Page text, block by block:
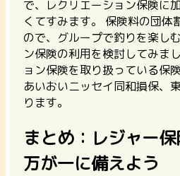
で、レクリエーション保険に
くてすみます。 保険料の団体
ので、 グループで釣りを楽し
ン保険の利用を検討してみまし
ョン保険を取り扱っている保
あいおいニッセイ同和損保、
ります。
まとめ：レジャー
万が一に備えよう